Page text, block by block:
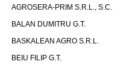
AGROSERA-PRIM S.R.L., S.C.
BALAN DUMITRU G.T.
BASKALEAN AGRO S.R.L.
BEIU FILIP G.T.